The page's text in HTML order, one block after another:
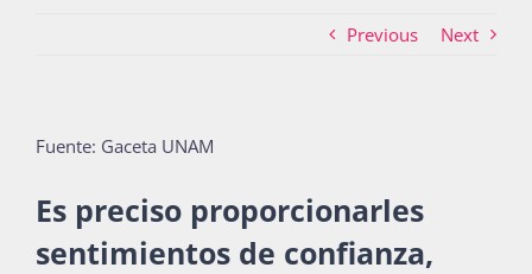
Blog
Previous Next
Fuente: Gaceta UNAM
Es preciso proporcionarles
sentimientos de confianza,